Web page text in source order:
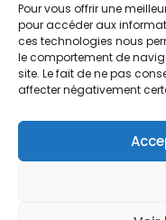
Pour vous offrir une
pour accéder aux
ces technologies nous
le comportement de
site. Le fait de ne pas
affecter négativement
© Azergo
réservés